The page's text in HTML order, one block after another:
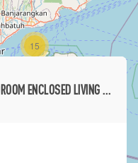
15
BEAUTIFUL TWO BEDROOM ENCLOSED LIVING VILLA SITUATED IN MUNGGU